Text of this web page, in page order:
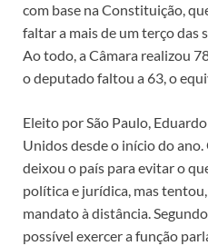
com base na Constituição,
faltar a mais de um terço das
Ao todo, a Câmara realizou
o deputado faltou a 63, o
Eleito por São Paulo,
Unidos desde o início do
deixou o país para evitar o
política e jurídica, mas
mandato à distância.
possível exercer a função